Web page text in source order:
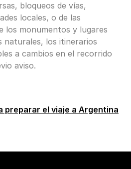
bloqueos de vías,
locales, o de las
los monumentos y lugares
naturales, los itinerarios
a cambios en el recorrido
aviso.
preparar el viaje a Argentina